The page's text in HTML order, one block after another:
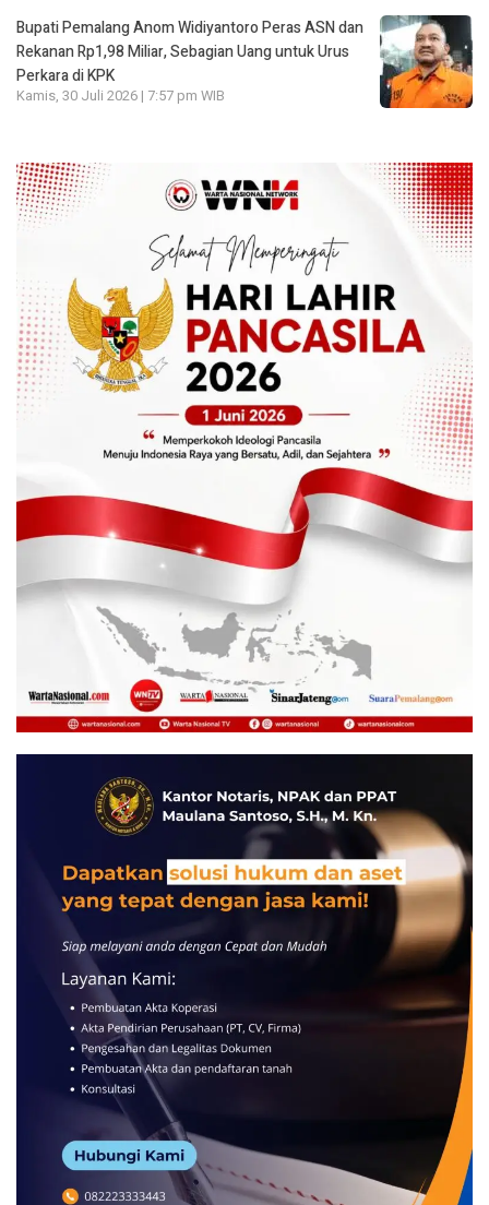
Bupati Pemalang Anom Widiyantoro Peras ASN dan
Rekanan Rp1,98 Miliar, Sebagian Uang untuk Urus
Perkara di KPK
Kamis, 30 Juli 2026 | 7:57 pm WIB